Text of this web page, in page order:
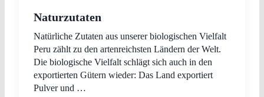
Naturzutaten
Natürliche Zutaten aus unserer biologischen Vielfalt
Peru zählt zu den artenreichsten Ländern der Welt.
Die biologische Vielfalt schlägt sich auch in den
exportierten Gütern wieder: Das Land exportiert
Pulver und …